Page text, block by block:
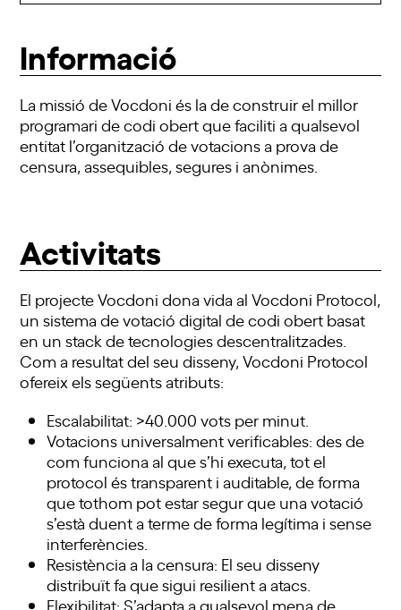
Informació
La missió deVocdoni és la de construir el millor
programari de codi obert que faciliti a qualsevol
entitat l’organització de votacions a prova de
censura, assequibles, segures i anònimes.
Activitats
El projecte Vocdoni dona vida al Vocdoni Protocol,
un sistema de votació digital de codi obert basat
en un stack de tecnologies descentralitzades.
Com a resultat del seu disseny, Vocdoni Protocol
ofereix els següents atributs:
Escalabilitat: >40.000 vots per minut.
Votacions universalment verificables: des de
com funciona al que s’hi executa, tot el
protocol és transparent i auditable, de forma
que tothom pot estar segur que una votació
s’està duent a terme de forma legítima i sense
interferències.
Resistència a la censura: El seu disseny
distribuït fa que sigui resilient a atacs.
Flexibilitat: S’adapta a qualsevol mena de